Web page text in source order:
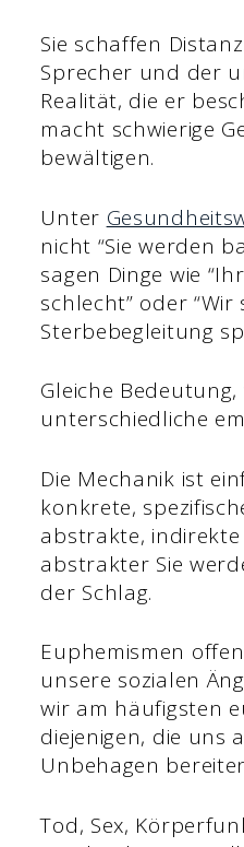
Sie schaffen
Sprecher und der
Realität, die er
macht schwierige
bewältigen.
Unter
nicht “Sie werden
sagen Dinge wie
schlecht” oder
Sterbebegleitung
Gleiche Bedeutung,
unterschiedliche
Die Mechanik ist
konkrete,
abstrakte, indirekte
abstrakter Sie
der Schlag.
Euphemismen
unsere sozialen
wir am häufigsten
diejenigen, die uns
Unbehagen
Tod, Sex,